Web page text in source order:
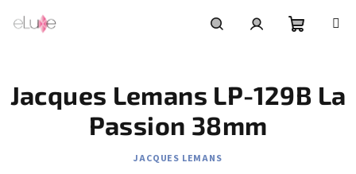
košík
Jacques Lemans LP-129B La
Passion 38mm
JACQUES LEMANS